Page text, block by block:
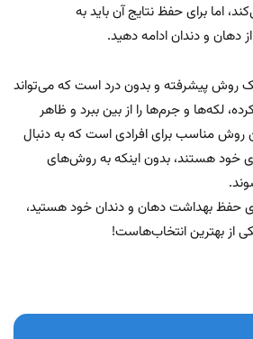
اما برای حفظ نتایج آن باید به
دهان و دندان ادامه دهید.
روش پیشرفته و بدون درد است که می‌تواند
لکه‌ها و جرم‌ها را از بین ببرد و ظاهر
روش مناسب برای افرادی است که به دنبال
خود هستند، بدون اینکه به روش‌های
حفظ بهداشت دهان و دندان خود هستید،
از بهترین انتخاب‌هاست!